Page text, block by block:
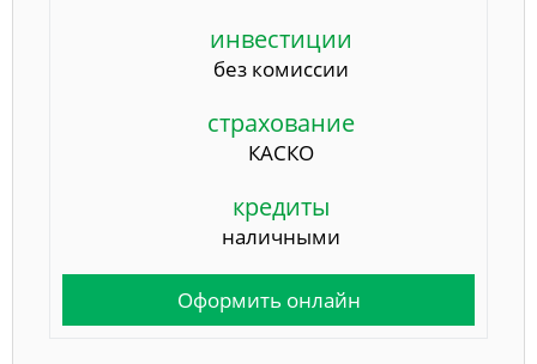
инвестиции
без комиссии
страхование
КАСКО
кредиты
наличными
Оформить онлайн